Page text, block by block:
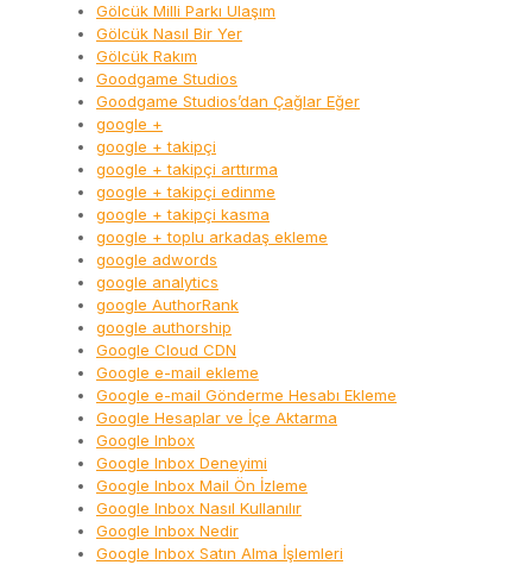
Gölcük Milli Parkı Ulaşım
Gölcük Nasıl Bir Yer
Gölcük Rakım
Goodgame Studios
Goodgame Studios’dan Çağlar Eğer
google +
google + takipçi
google + takipçi arttırma
google + takipçi edinme
google + takipçi kasma
google + toplu arkadaş ekleme
google adwords
google analytics
google AuthorRank
google authorship
Google Cloud CDN
Google e-mail ekleme
Google e-mail Gönderme Hesabı Ekleme
Google Hesaplar ve İçe Aktarma
Google Inbox
Google Inbox Deneyimi
Google Inbox Mail Ön İzleme
Google Inbox Nasıl Kullanılır
Google Inbox Nedir
Google Inbox Satın Alma İşlemleri